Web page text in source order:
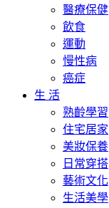
醫療保健
飲食
運動
慢性病
癌症
生 活
熟齡學習
住宅居家
美妝保養
日常穿搭
藝術文化
生活美學